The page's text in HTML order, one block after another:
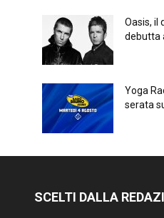
Oasis, il
debutta
Yoga
serata
SCELTI DALLA